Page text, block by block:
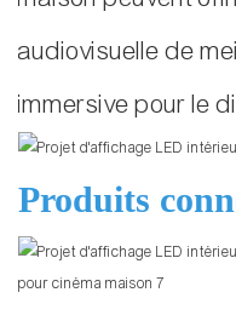
audiovisuelle de
immersive pour le
Produits